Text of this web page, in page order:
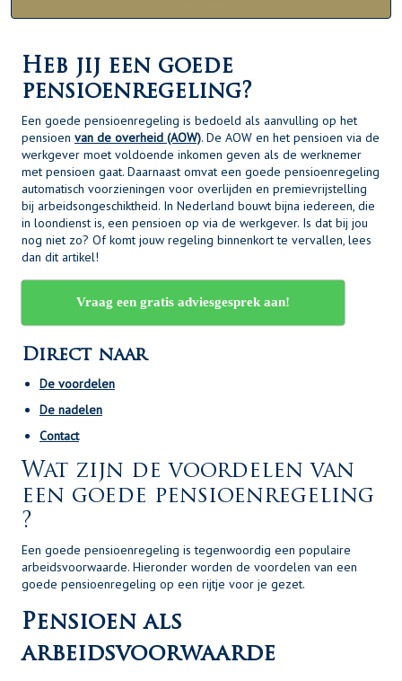
Heb jij een goede
pensioenregeling?
Een goede pensioenregeling is bedoeld als aanvulling op het
pensioen van de overheid (AOW). De AOW en het pensioen via de
werkgever moet voldoende inkomen geven als de werknemer
met pensioen gaat. Daarnaast omvat een goede pensioenregeling
automatisch voorzieningen voor overlijden en premievrijstelling
bij arbeidsongeschiktheid. In Nederland bouwt bijna iedereen, die
in loondienst is, een pensioen op via de werkgever. Is dat bij jou
nog niet zo? Of komt jouw regeling binnenkort te vervallen, lees
dan dit artikel!
Vraag een gratis adviesgesprek aan!
Direct naar
De voordelen
De nadelen
Contact
Wat zijn de voordelen van
een goede pensioenregeling
?
Een goede pensioenregeling is tegenwoordig een populaire
arbeidsvoorwaarde. Hieronder worden de voordelen van een
goede pensioenregeling op een rijtje voor je gezet.
Pensioen als
arbeidsvoorwaarde